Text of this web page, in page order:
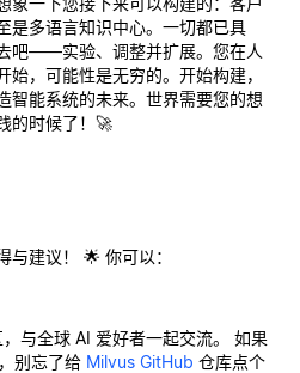
是多语言知识中心。一切都已具
吧——实验、调整并扩展。您在人
，可能性是无穷的。开始构建，
智能系统的未来。世界需要您的想
的时候了！🚀
建议！ 🌟 你可以：
与全球 AI 爱好者一起交流。 如果
别忘了给 Milvus GitHub 仓库点个